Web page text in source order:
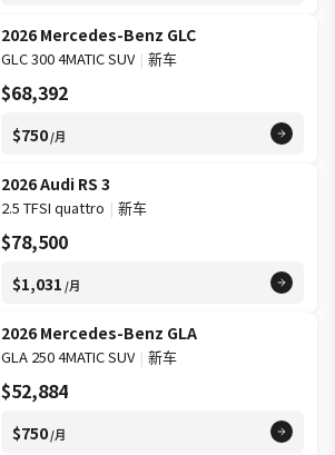
2026 Mercedes-Benz GLC
GLC 300 4MATIC SUV | 新车
$68,392
$750/月
2026 Audi RS 3
2.5 TFSI quattro | 新车
$78,500
$1,031 /月
2026 Mercedes-Benz GLA
GLA 250 4MATIC SUV | 新车
$52,884
$750/月